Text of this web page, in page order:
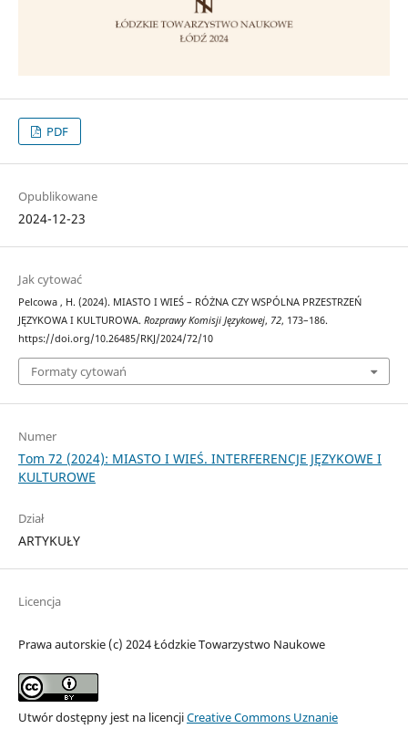
PDF
Opublikowane
2024-12-23
Jak cytować
Pelcowa , H. (2024). MIASTO I WIEŚ – RÓŻNA CZY WSPÓLNA PRZESTRZEŃ
JĘZYKOWA I KULTUROWA. Rozprawy Komisji Językowej, 72, 173–186.
https://doi.org/10.26485/RKJ/2024/72/10
Formaty cytowań
Numer
Tom 72 (2024): MIASTO I WIEŚ. INTERFERENCJE JĘZYKOWE I
KULTUROWE
Dział
ARTYKUŁY
Licencja
Prawa autorskie (c) 2024 Łódzkie Towarzystwo Naukowe
Utwór dostępny jest na licencjiCreative Commons Uznanie